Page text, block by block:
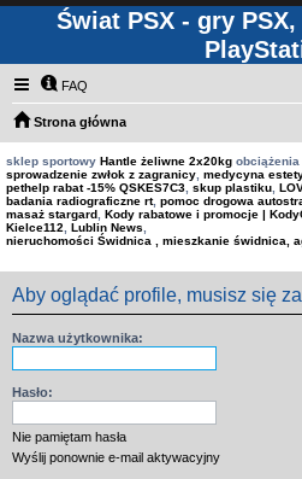
Świat PSX - gry
FAQ
Strona główna
sklep sportowy Hantle żeliwne 2x20kg obciążenia
sprowadzenie zwłok z zagranicy medycyna
pethelp rabat -15% QSKES7C3 skup plastiku
badania radiograficzne rt, pomoc drogowa
masaż stargard Kody rabatowe i promocje |
Kielce112
Lublin News
nieruchomości Świdnica , mieszkanie świdnica,
Aby oglądać profile, musisz się
Nazwa użytkownika:
Hasło:
Nie pamiętam hasła
Wyślij ponownie e-mail aktywacyjny